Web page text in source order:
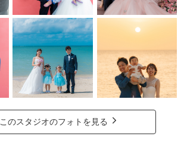
このスタジオのフォトを見る